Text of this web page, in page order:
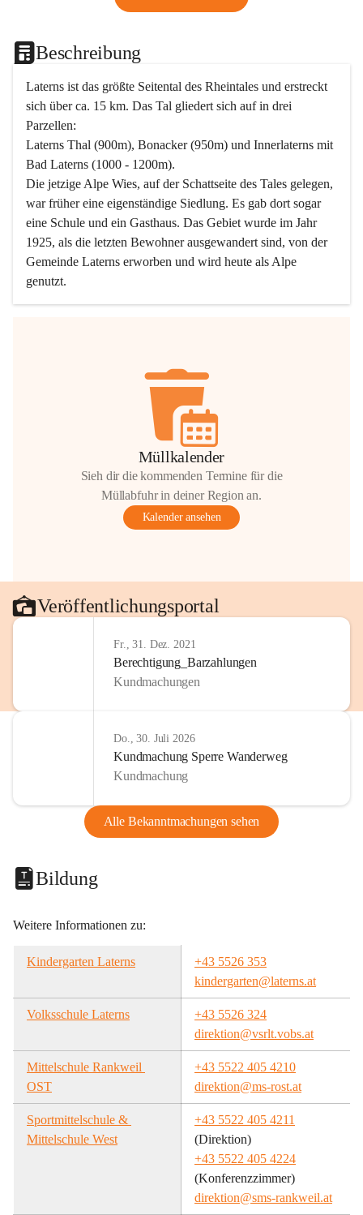
Beschreibung
Laterns ist das größte Seitental des Rheintales und erstreckt
sich über ca. 15 km. Das Tal gliedert sich auf in drei
Parzellen:
Laterns Thal (900m), Bonacker (950m) und Innerlaterns mit
Bad Laterns (1000 - 1200m).
Die jetzige Alpe Wies, auf der Schattseite des Tales gelegen,
war früher eine eigenständige Siedlung. Es gab dort sogar
eine Schule und ein Gasthaus. Das Gebiet wurde im Jahr
1925, als die letzten Bewohner ausgewandert sind, von der
Gemeinde Laterns erworben und wird heute als Alpe
genutzt.
Müllkalender
Sieh dir die kommenden Termine für die
Müllabfuhr in deiner Region an.
Kalender ansehen
Veröffentlichungsportal
Fr., 31. Dez. 2021
Berechtigung_Barzahlungen
Kundmachungen
Do., 30. Juli 2026
Kundmachung Sperre Wanderweg
Kundmachung
Alle Bekanntmachungen sehen
Bildung
Weitere Informationen zu:
Kindergarten Laterns
+43 5526 353
kindergarten@laterns.at
Volksschule Laterns
+43 5526 324
direktion@vsrlt.vobs.at
Mittelschule Rankweil
OST
+43 5522 405 4210
direktion@ms-rost.at
Sportmittelschule &
Mittelschule West
+43 5522 405 4211
(Direktion)
+43 5522 405 4224
(Konferenzzimmer)
direktion@sms-rankweil.at